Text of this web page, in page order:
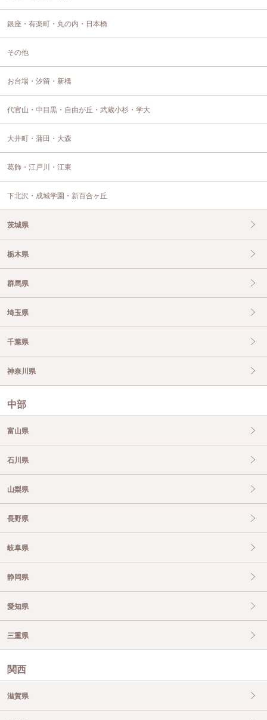
銀座・有楽町・丸の内・日本橋
その他
お台場・汐留・新橋
代官山・中目黒・自由が丘・武蔵小杉・学大
大井町・蒲田・大森
葛飾・江戸川・江東
下北沢・成城学園・新百合ヶ丘
茨城県
栃木県
群馬県
埼玉県
千葉県
神奈川県
中部
富山県
石川県
山梨県
長野県
岐阜県
静岡県
愛知県
三重県
関西
滋賀県